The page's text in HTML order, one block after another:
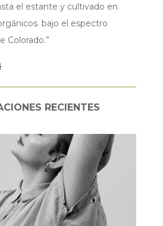
el estante y cultivado en
bajo el espectro
Colorado.”
RECIENTES